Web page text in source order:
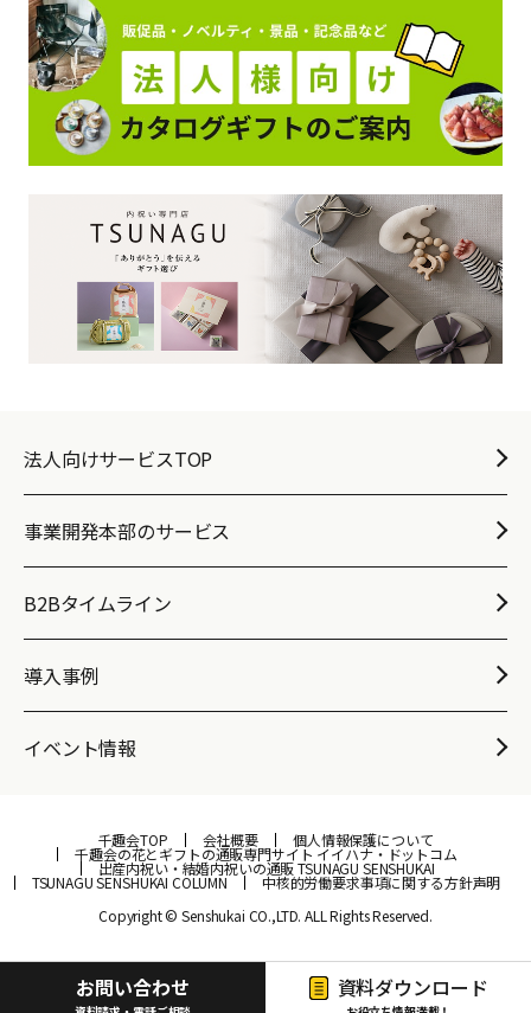
お問い合わせ 資料ダウンロード
法人向けサービスTOP
事業開発本部のサービス
B2Bタイムライン
導入事例
イベント情報
千趣会TOP 会社概要 個人情報保護について
千趣会の花とギフトの通販専門サイト イイハナ・ドットコム
出産内祝い・結婚内祝いの通販 TSUNAGU SENSHUKAI
TSUNAGU SENSHUKAI COLUMN
中核的労働要求事項に関する方針声明
Copyright © Senshukai CO.,LTD. ALL Rights Reserved.